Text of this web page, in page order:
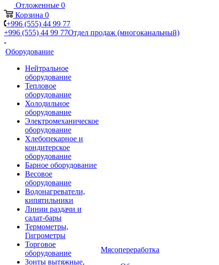
Отложенные 0
Корзина 0
+996 (555) 44 99 77
+996 (555) 44 99 77Отдел продаж (многоканальный)
Оборудование
Нейтральное
оборудование
Тепловое
оборудование
Холодильное
оборудование
Электромеханическое
оборудование
Хлебопекарное и
кондитерское
оборудование
Барное оборудование
Весовое
оборудование
Водонагреватели,
кипятильники
Линии раздачи и
салат-бары
Термометры,
Гигрометры
Торговое
оборудование
Зонты вытяжные,
Мясопереработка